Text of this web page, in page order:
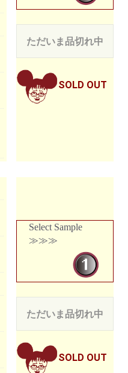
ただいま品切れ中
SOLD OUT
Select Sample
≫≫≫
ただいま品切れ中
SOLD OUT